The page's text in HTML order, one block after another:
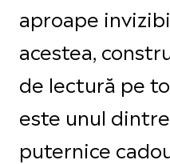
aproape
acestea,
de lectură pe
este unul
puternice